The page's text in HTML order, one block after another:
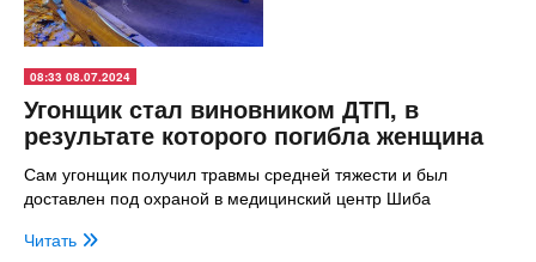
08:33 08.07.2024
Угонщик стал виновником ДТП, в
результате которого погибла женщина
Сам угонщик получил травмы средней тяжести и был
доставлен под охраной в медицинский центр Шиба
Читать